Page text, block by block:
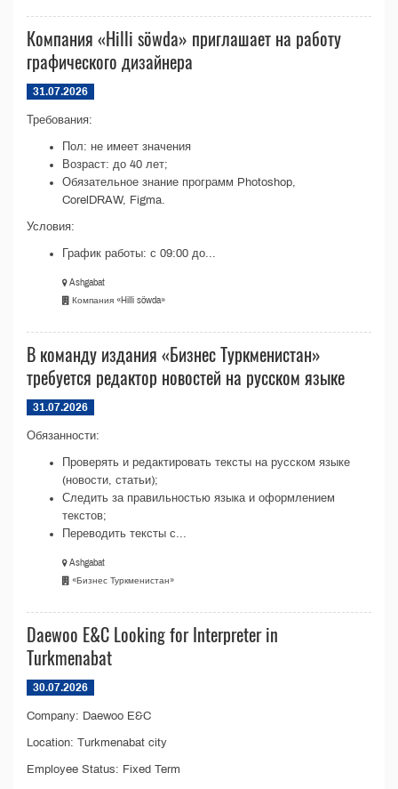
Компания «Hilli söwda» приглашает на работу
графического дизайнера
31.07.2026
Требования:
Пол: не имеет значения
Возраст: до 40 лет;
Обязательное знание программ Photoshop,
CorelDRAW, Figma.
Условия:
График работы: с 09:00 до...
Ashgabat
Компания «Hilli söwda»
В команду издания «Бизнес Туркменистан»
требуется редактор новостей на русском языке
31.07.2026
Обязанности:
Проверять и редактировать тексты на русском языке
(новости, статьи);
Следить за правильностью языка и оформлением
текстов;
Переводить тексты с...
Ashgabat
«Бизнес Туркменистан»
Daewoo E&C Looking for Interpreter in
Turkmenabat
30.07.2026
Company: Daewoo E&C
Location: Turkmenabat city
Employee Status: Fixed Term